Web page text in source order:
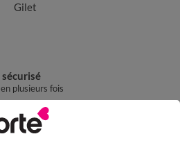
Gilet
plusieurs fois
automatiques